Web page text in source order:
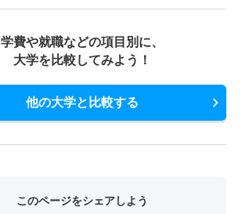
学費や就職などの項目別に、
大学を比較してみよう！
他の大学と比較する
このページをシェアしよう